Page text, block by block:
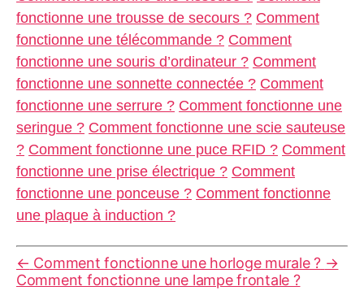
fonctionne une trousse de secours ? Comment
fonctionne une télécommande ? Comment
fonctionne une souris d’ordinateur ? Comment
fonctionne une sonnette connectée ? Comment
fonctionne une serrure ? Comment fonctionne une
seringue ? Comment fonctionne une scie sauteuse
? Comment fonctionne une puce RFID ? Comment
fonctionne une prise électrique ? Comment
fonctionne une ponceuse ? Comment fonctionne
une plaque à induction ?
← Comment fonctionne une horloge murale ? →
Comment fonctionne une lampe frontale ?